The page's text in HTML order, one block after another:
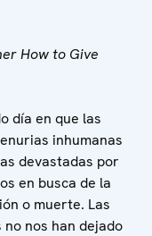
How to Give
día en que las
inhumanas
devastadas por
en busca de la
o muerte. Las
nos han dejado